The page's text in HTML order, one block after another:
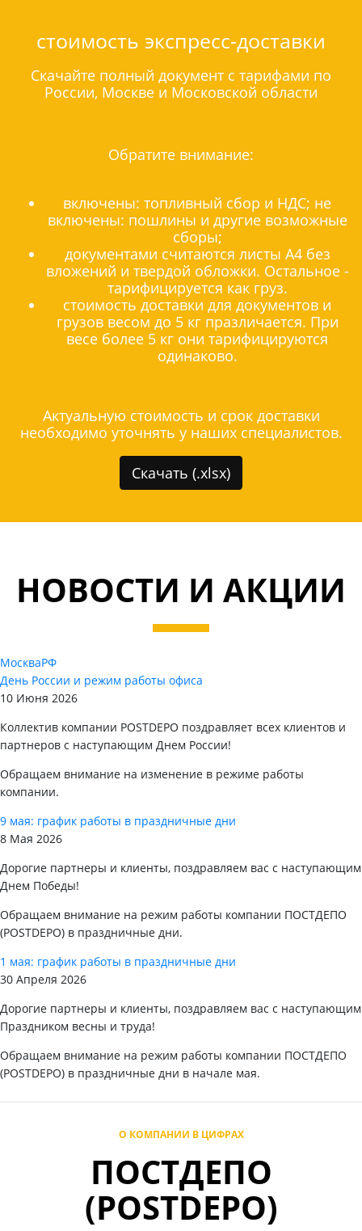
стоимость экспресс-доставки
Скачайте полный документ с тарифами по
России, Москве и Московской области
Обратите внимание:
включены: топливный сбор и НДС; не
включены: пошлины и другие возможные
сборы;
документами считаются листы А4 без
вложений и твердой обложки. Остальное -
тарифицируется как груз.
стоимость доставки для документов и
грузов весом до 5 кг празличается. При
весе более 5 кг они тарифицируются
одинаково.
Актуальную стоимость и срок доставки
необходимо уточнять у наших специалистов.
Скачать (.xlsx)
НОВОСТИ И АКЦИИ
МоскваРФ
День России и режим работы офиса
10 Июня 2026
Коллектив компании POSTDEPO поздравляет всех клиентов и
партнеров с наступающим Днем России!
Обращаем внимание на изменение в режиме работы
компании.
9 мая: график работы в праздничные дни
8 Мая 2026
Дорогие партнеры и клиенты, поздравляем вас с наступающим
Днем Победы!
Обращаем внимание на режим работы компании ПОСТДЕПО
(POSTDEPO) в праздничные дни.
1 мая: график работы в праздничные дни
30 Апреля 2026
Дорогие партнеры и клиенты, поздравляем вас с наступающим
Праздником весны и труда!
Обращаем внимание на режим работы компании ПОСТДЕПО
(POSTDEPO) в праздничные дни в начале мая.
О КОМПАНИИ В ЦИФРАХ
ПОСТДЕПО
(POSTDEPO)